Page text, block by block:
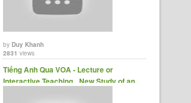
byDuy Khanh
2831 views
Tiếng Anh Qua VOA - Lecture or
Interactive Teaching_ New Study of an